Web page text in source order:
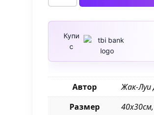
и
Аполон
пронизват
децата
със
стрелите
Купи
с
Автор
Жак-Луи
Размер